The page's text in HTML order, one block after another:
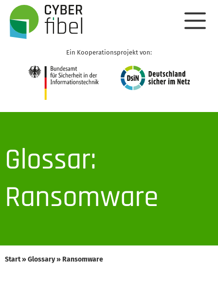
Ein Kooperationsprojekt von:
Glossar:
Ransomware
Start»Glossary» Ransomware